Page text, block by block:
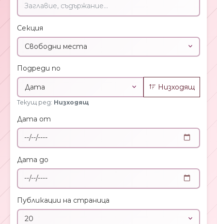
Секция
Подреди по
Низходящ
Текущ ред: Низходящ
Дата от
Дата до
Публикации на страница